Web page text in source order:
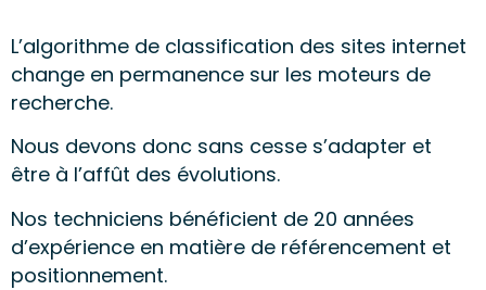
L’algorithme de classification des sites internet
change en permanence sur les moteurs de
recherche.
Nous devons donc sans cesse s’adapter et
être à l’affût des évolutions.
Nos techniciens bénéficient de 20 années
d’expérience en matière de référencement et
positionnement.